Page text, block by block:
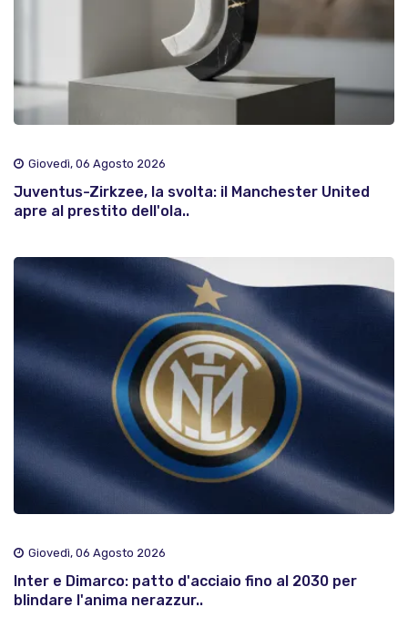
Giovedì, 06 Agosto 2026
Juventus-Zirkzee, la svolta: il Manchester United
apre al prestito dell'ola..
Giovedì, 06 Agosto 2026
Inter e Dimarco: patto d'acciaio fino al 2030 per
blindare l'anima nerazzur..